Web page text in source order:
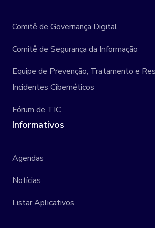
Comitê de Governança Digital
Comitê de Segurança da Informação
Equipe de Prevenção, Tratamento e
Incidentes Cibernéticos
Fórum de TIC
Informativos
Agendas
Notícias
Listar Aplicativos